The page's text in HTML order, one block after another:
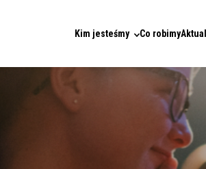
Kim jesteśmy Co robimy